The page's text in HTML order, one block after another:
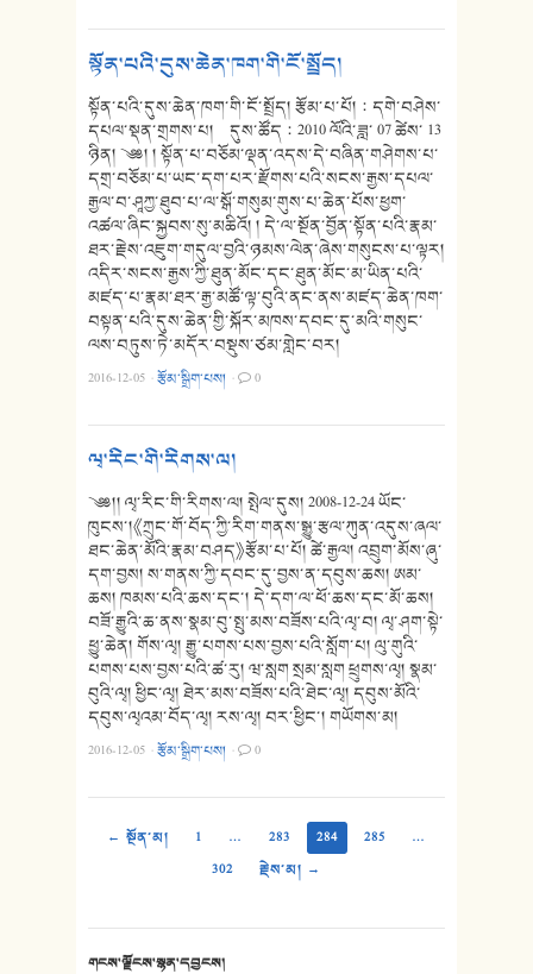
སྟོན་པའི་དུས་ཆེན་ཁག་གི་ངོ་སྤྲོད།
སྟོན་པའི་དུས་ཆེན་ཁག་གི་ངོ་སྤྲོད། རྩོམ་པ་པོ།：དགེ་བཤེས་
དཔལ་སྡན་གྲགས་པ། དུས་ཚོད：2010 ལོའི་ཟླ་ 07 ཚེས་ 13
ཉིན། ༄༅། ། སྟོན་པ་བཅོམ་ལྡན་འདས་དེ་བཞིན་གཤེགས་པ་
དགྲ་བཅོམ་པ་ཡང་དག་པར་རྫོགས་པའི་སངས་རྒྱས་དཔལ་
རྒྱལ་བ་ཤཱཀྱ་ཐུབ་པ་ལ་སྒོ་གསུམ་གུས་པ་ཆེན་པོས་ཕྱག་
འཚལ་ཞིང་སྐྱབས་སུ་མཆིའོ། ། དེ་ལ་སྔོན་བྱོན་སྟོན་པའི་རྣམ་
ཐར་རྗེས་འཇུག་གདུལ་བྱའི་ཉམས་ལེན་ཞེས་གསུངས་པ་ལྟར།
འདིར་སངས་རྒྱས་ཀྱི་ཐུན་མོང་དང་ཐུན་མོང་མ་ཡིན་པའི་
མཛད་པ་རྣམ་ཐར་རྒྱ་མཚོ་ལྟ་བུའི་ནང་ནས་མཛད་ཆེན་ཁག་
བསྟན་པའི་དུས་ཆེན་གྱི་སྐོར་མཁས་དབང་དུ་མའི་གསུང་
ལས་བཏུས་ཏེ་མདོར་བསྡུས་ཙམ་གླེང་བར།
2016-12-05 ·རྩོམ་སྒྲིག་པས། · 0
ལྭ་རིང་གི་རིགས་ལ།
༄༅།། ལྭ་རིང་གི་རིགས་ལ། སྤེལ་དུས། 2008-12-24 ཡོང་
ཁུངས་།《ཀྲུང་གོ་བོད་ཀྱི་རིག་གནས་སྒྱུ་རྩལ་ཀུན་འདུས་ཞལ་
ཐང་ཆེན་མོའི་རྣམ་བཤད》རྩོམ་པ་པོ། ཚེ་རྒྱལ། འབྲུག་མོས་ཞུ་
དག་བྱས། ས་གནས་ཀྱི་དབང་དུ་བྱས་ན་དབུས་ཆས། ཨམ་
ཆས། ཁམས་པའི་ཆས་དང་། དེ་དག་ལ་ཕོ་ཆས་དང་མོ་ཆས།
བཟོ་རྒྱུའི་ཆ་ནས་སྣམ་བུ་སྤུ་མས་བཟོས་པའི་ལྭ་བ། ལྭ་ཤག་སྟེ་
ཕྱུ་ཆེན། གོས་ལྭ། རྒྱུ་པགས་པས་བྱས་པའི་སློག་པ། ལུ་གུའི་
པགས་པས་བྱས་པའི་ཚ་རུ། ཝ་སླག སྲམ་སླག ཕྲུགས་ལྭ། སྣམ་
བུའི་ལྭ། ཕྱིང་ལྭ། ཐེར་མས་བཟོས་པའི་ཐེང་ལྭ། དབུས་མོའི་
དབུས་ལྭའམ་བོད་ལྭ། རས་ལྭ། བར་ཕྱིང་། གཡོགས་མ།
2016-12-05 ·རྩོམ་སྒྲིག་པས། · 0
← སྔོན་མ། 1 … 283 284 285
…
302
རྗེས་མ། →
གངས་ལྗོངས་སྙན་དབྱངས།